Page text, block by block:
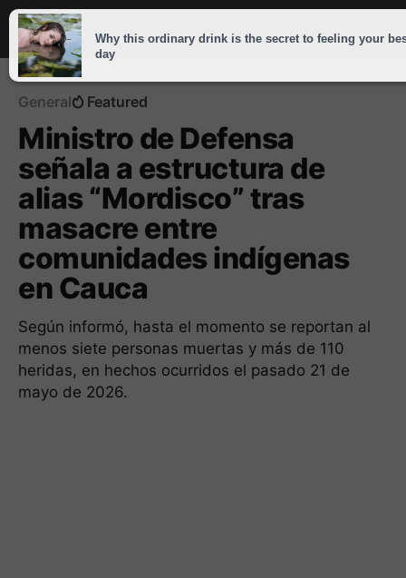
General Featured
Ministro de Defensa
señala a estructura de
alias “Mordisco” tras
masacre entre
comunidades indígenas
en Cauca
Según informó, hasta el momento se reportan al
menos siete personas muertas y más de 110
heridas, en hechos ocurridos el pasado 21 de
mayo de 2026.